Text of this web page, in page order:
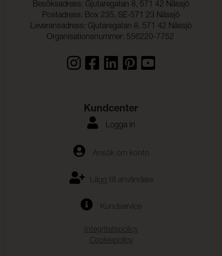
Besöksadress: Gjutaregatan 8, 571 42 Nässjö
Postadress: Box 235, SE-571 23 Nässjö
Leveransadress: Gjutaregatan 8, 571 42 Nässjö
Organisationsnummer: 556220-7752
Kundcenter
Logga in
Ansök om konto
Lägg till användare
Kundservice
Integritetspolicy
Cookiepolicy